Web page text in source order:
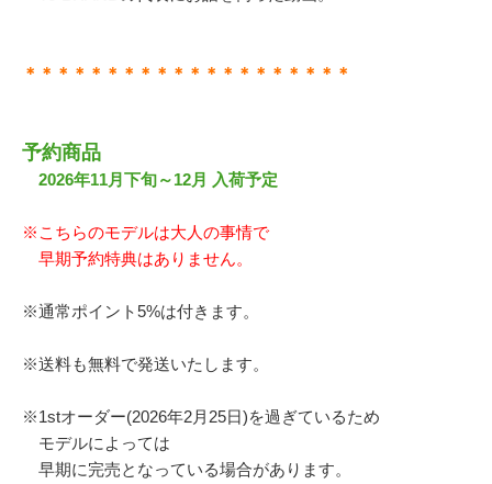
＊＊＊＊＊＊＊＊＊＊＊＊＊＊＊＊＊＊＊＊
予約商品
2026年11月下旬～12月 入荷予定
※こちらのモデルは大人の事情で
早期予約特典はありません。
※通常ポイント5%は付きます。
※送料も無料で発送いたします。
※1stオーダー(2026年2月25日)を過ぎているため
モデルによっては
早期に完売となっている場合があります。